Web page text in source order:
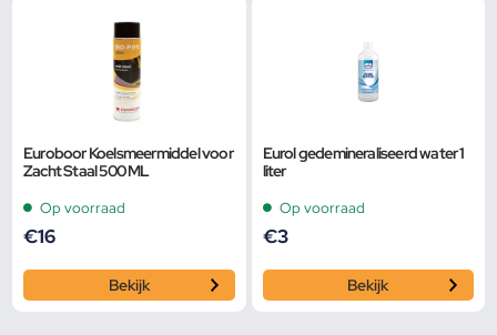
Euroboor Koelsmeermiddel voor
Zacht Staal 500 ML
Op voorraad
€16
Bekijk
Eurol gedemineraliseerd water 1
liter
Op voorraad
€3
Bekijk